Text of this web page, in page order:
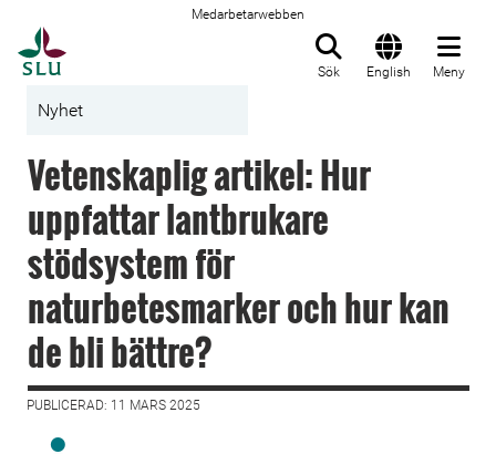
Medarbetarwebben
Sök English Meny
Nyhet
Vetenskaplig artikel: Hur
uppfattar lantbrukare
stödsystem för
naturbetesmarker och hur kan
de bli bättre?
PUBLICERAD: 11 MARS 2025